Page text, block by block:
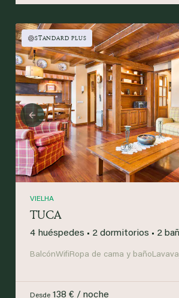
STANDARD PLUS
Previous
VIELHA
TUCA
4 huéspedes • 2 dormitorios • 2
BalcónWifiRopa de cama y baño
Desde 138 € / noche